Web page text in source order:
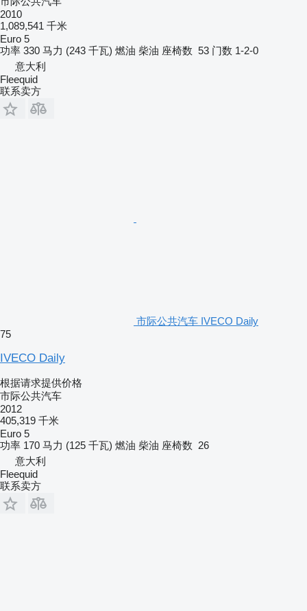
2010
1,089,541 千米
Euro 5
功率 330 马力 (243 千瓦) 燃油 柴油 座椅数 53 门数 1-2-0
意大利
Fleequid
联系卖方
市际公共汽车 IVECO Daily
75
IVECO Daily
根据请求提供价格
市际公共汽车
2012
405,319 千米
Euro 5
功率 170 马力 (125 千瓦) 燃油 柴油 座椅数 26
意大利
Fleequid
联系卖方